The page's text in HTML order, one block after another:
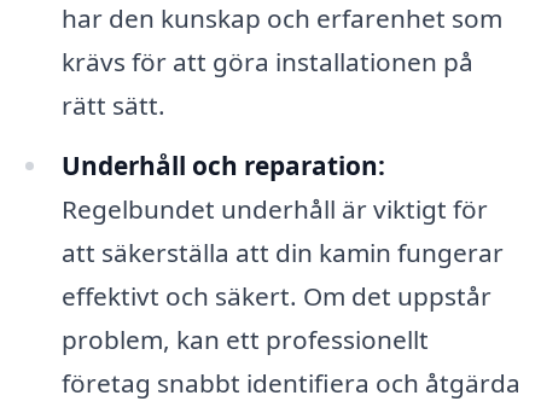
har den kunskap och erfarenhet som
krävs för att göra installationen på
rätt sätt.
Underhåll och reparation:
Regelbundet underhåll är viktigt för
att säkerställa att din kamin fungerar
effektivt och säkert. Om det uppstår
problem, kan ett professionellt
företag snabbt identifiera och åtgärda